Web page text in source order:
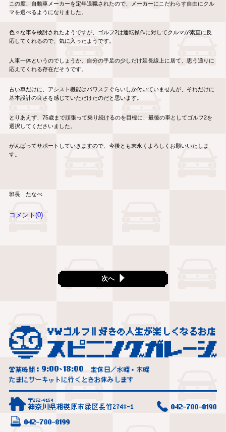
この度、自動車メーカーを定年退職されたので、メーカーにこだわらす自由にクル
マを選べるようになりました。
色々な車を検討されたようですが、ゴルフ2は運転操作に対してクルマが素直に反
応してくれるので、気に入ったようです。
人車一体というのでしょうか、自分の手足の少しだけ延長線上に居て、思う通りに
応えてくれる存在だそうです。
古い車だけに、アシスト機能はパワステぐらいしか付いていませんが、それだけに
基本設計の良さを感じていただけたのだと思います。
とりあえず、75歳まで頑張って乗り続けるのを目標に、最後の車としてゴルフ2を
選択してくださいました。
がんばってサポートしていきますので、今後とも末永くよろしくお願いいたしま
す。
班長 たなべ
コメント(0)
次へ
営業時間： 9:00~18:00
定休日／水曜・木曜
たまにサーキットに行くときお休みします
〒252-0154
神奈川県相模原市緑区長竹2748-1 042-780-8198
042-780-8199